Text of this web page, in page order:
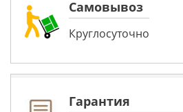
Самовывоз
Круглосуточно
Гарантия